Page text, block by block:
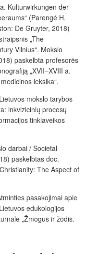
Kulturwirkungen der
(Parengė H.
De Gruyter, 2018)
„The
Vilnius“. Mokslo
paskelbta profesorės
„XVII–XVIII a.
leksika“.
mokslo tarybos
inkvizicinių procesų
tinklaveikos
darbai / Societal
paskelbtas doc.
The Aspect of
pasakojimai apie
edukologijos
„Žmogus ir žodis.